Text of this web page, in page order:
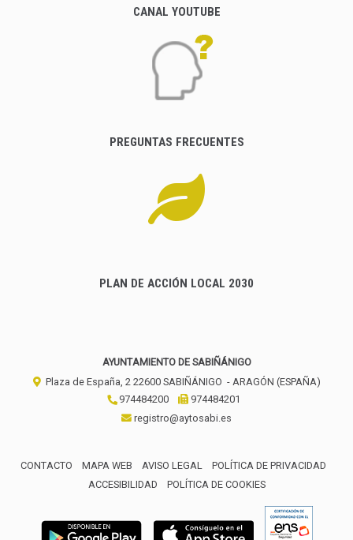
CANAL YOUTUBE
PREGUNTAS FRECUENTES
PLAN DE ACCIÓN LOCAL 2030
AYUNTAMIENTO DE SABIÑÁNIGO
Plaza de España, 2 22600 SABIÑÁNIGO - ARAGÓN (ESPAÑA)
974484200
974484201
registro@aytosabi.es
CONTACTO MAPA WEB AVISO LEGAL
POLÍTICA DE PRIVACIDAD
ACCESIBILIDAD
POLÍTICA DE COOKIES